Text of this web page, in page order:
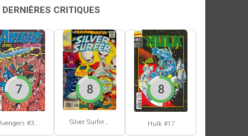
DERNIÈRES CRITIQUES
Avengers #305
7 8
Hulk #17
8